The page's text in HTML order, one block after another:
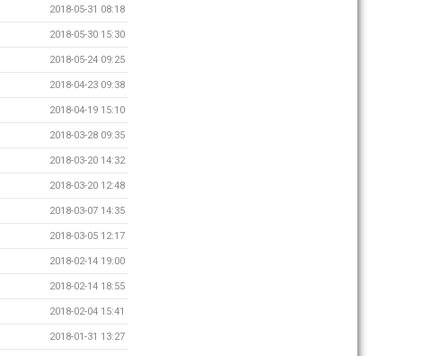
2018-05-31 08:18
2018-05-30 15:30
2018-05-24 09:25
2018-04-23 09:38
2018-04-19 15:10
2018-03-28 09:35
2018-03-20 14:32
2018-03-20 12:48
2018-03-07 14:35
2018-03-05 12:17
2018-02-14 19:00
2018-02-14 18:55
2018-02-04 15:41
2018-01-31 13:27